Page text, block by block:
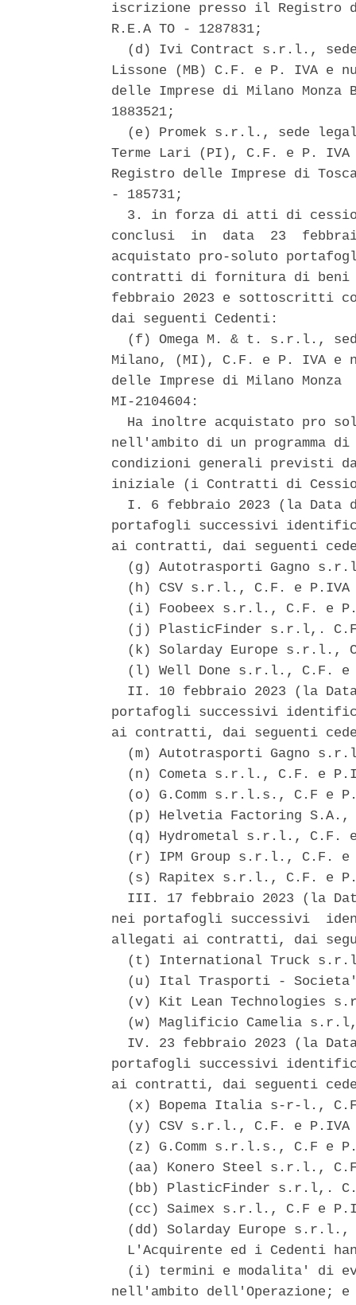
iscrizione presso il Registro
R.E.A TO - 1287831;
(d) Ivi Contract s.r.l.,
Lissone (MB) C.F. e P. IVA e
delle Imprese di Milano Monza
1883521;
(e) Promek s.r.l., sede
Terme Lari (PI), C.F. e P.
Registro delle Imprese di
- 185731;
3. in forza di atti di
conclusi  in  data  23
acquistato pro-soluto
contratti di fornitura di
febbraio 2023 e sottoscritti
dai seguenti Cedenti:
(f) Omega M. & t. s.r.l.,
Milano, (MI), C.F. e P. IVA e
delle Imprese di Milano
MI-2104604:
Ha inoltre acquistato pro
nell'ambito di un programma
condizioni generali previsti
iniziale (i Contratti di
I. 6 febbraio 2023 (la Data
portafogli successivi
ai contratti, dai seguenti
(g) Autotrasporti Gagno
(h) CSV s.r.l., C.F. e
(i) Foobeex s.r.l., C.F. e
(j) PlasticFinder s.r.l,.
(k) Solarday Europe s.r.l.,
(l) Well Done s.r.l., C.F.
II. 10 febbraio 2023 (la
portafogli successivi
ai contratti, dai seguenti
(m) Autotrasporti Gagno
(n) Cometa s.r.l., C.F. e
(o) G.Comm s.r.l.s., C.F e
(p) Helvetia Factoring
(q) Hydrometal s.r.l., C.F.
(r) IPM Group s.r.l., C.F.
(s) Rapitex s.r.l., C.F. e
III. 17 febbraio 2023 (la
nei portafogli successivi
allegati ai contratti, dai
(t) International Truck
(u) Ital Trasporti -
(v) Kit Lean Technologies
(w) Maglificio Camelia
IV. 23 febbraio 2023 (la
portafogli successivi
ai contratti, dai seguenti
(x) Bopema Italia s-r-l.,
(y) CSV s.r.l., C.F. e
(z) G.Comm s.r.l.s., C.F e
(aa) Konero Steel s.r.l.,
(bb) PlasticFinder s.r.l,.
(cc) Saimex s.r.l., C.F e
(dd) Solarday Europe
L'Acquirente ed i Cedenti
(i) termini e modalita' di
nell'ambito dell'Operazione;